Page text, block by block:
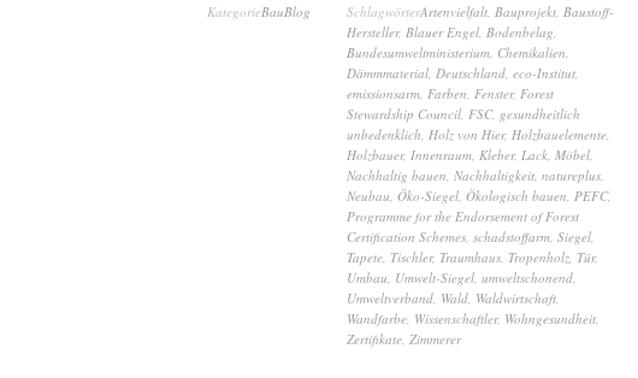
KategorieBauBlog SchlagwörterArtenvielfalt Bauprojekt Baustoff-
Hersteller, Blauer Engel Bodenbelag
Bundesumweltministerium Chemikalien
Dämmmaterial Deutschland eco-Institut
emissionsarm Farben Fenster, Forest
Stewardship Council FSC, gesundheitlich
unbedenklich Holz von Hier, Holzbauelemente
Holzbauer, Innenraum Kleber, Lack Möbel
Nachhaltig bauen Nachhaltigkeit natureplus
Neubau Öko-Siegel Ökologisch bauen PEFC,
Programme for the Endorsement of Forest
Certification Schemes schadstoffarm Siegel
Tapete Tischler, Traumhaus Tropenholz Tür,
Umbau Umwelt-Siegel umweltschonend
Umweltverband Wald Waldwirtschaft
Wandfarbe Wissenschaftler, Wohngesundheit
Zertifikate Zimmerer